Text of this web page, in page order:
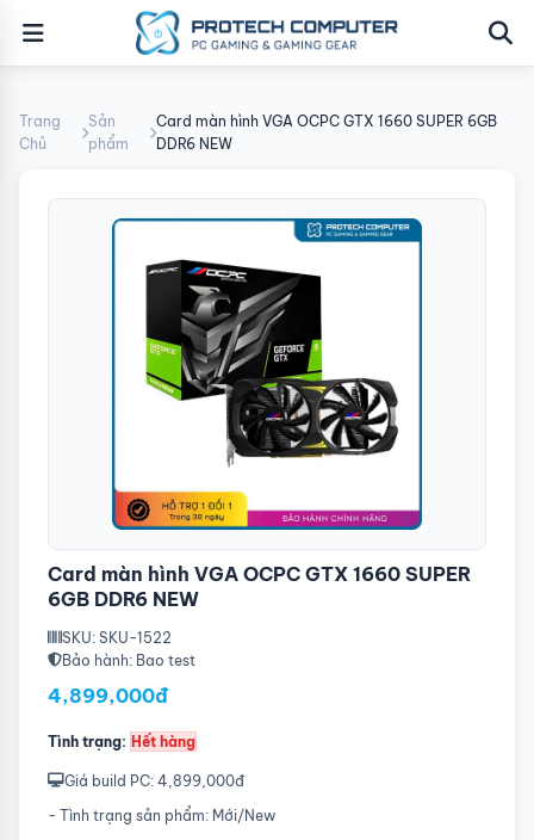
Trang
Chủ
Sản
phẩm
Card màn hình VGA OCPC GTX 1660 SUPER 6GB
DDR6 NEW
Card màn hình VGA OCPC GTX 1660 SUPER
6GB DDR6 NEW
SKU: SKU-1522
Bảo hành: Bao test
4,899,000đ
Tình trạng: Hết hàng
Giá build PC: 4,899,000đ
- Tình trạng sản phẩm: Mới/New